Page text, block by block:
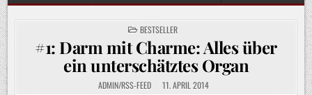
POSTED
IN
BESTSELLER
#1: Darm mit Charme: Alles über
ein unterschätztes Organ
ADMIN/RSS-FEED 11. APRIL 2014